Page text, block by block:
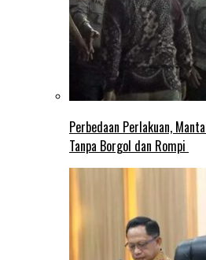
Perbedaan Perlakuan,
Tanpa Borgol dan Rompi